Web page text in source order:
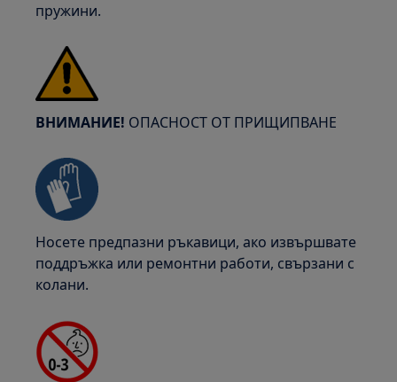
пружини.
ВНИМАНИЕ! ОПАСНОСТ ОТ ПРИЩИПВАНЕ
Носете предпазни ръкавици, ако извършвате
поддръжка или ремонтни работи, свързани с
колани.